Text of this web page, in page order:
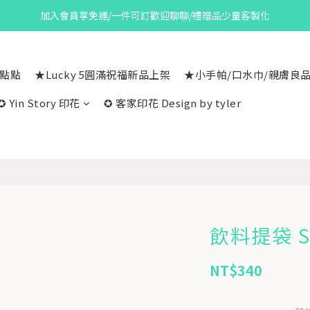
加入會員享免運/一件可訂歡迎聊聊/禮贈品少量客製化
點 ★Lucky 5圓滿祝福新品上架
★小手帕/口水巾/親膚良
Yin Story 印花
✪ 客家印花 Design by tyler
飲料提袋
NT$340